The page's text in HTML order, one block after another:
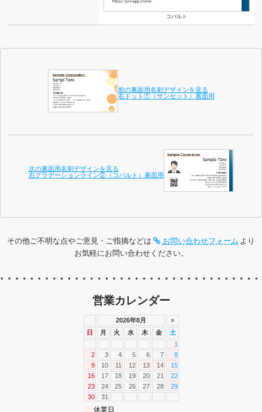
コバルト
前の裏面用名刺デザインを見る
右ドット①（サンセット）裏面用
次の裏面用名刺デザインを見る
右グラデーションライン②（コバルト）裏面用
その他ご不明な点やご意見・ご指摘などは お問い合わせフォーム より
お気軽にお問い合わせください。
営業カレンダー